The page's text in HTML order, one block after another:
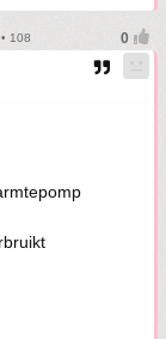
108